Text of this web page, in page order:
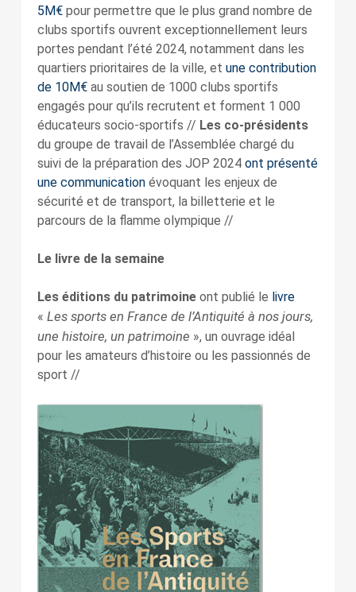
5M€pour permettre que le plus grand nombre de
clubs sportifs ouvrent exceptionnellement leurs
portes pendant l’été 2024, notamment dans les
quartiers prioritaires de la ville, et une contribution
de 10M€au soutien de 1000 clubs sportifs
engagés pour qu’ils recrutent et forment 1 000
éducateurs socio-sportifs // Les co-présidents
du groupe de travail de l’Assemblée chargé du
suivi de la préparation des JOP 2024 ont présenté
une communicationévoquant les enjeux de
sécurité et de transport, la billetterie et le
parcours de la flamme olympique //
Le livre de la semaine
Les éditions du patrimoineont publié le livre
« Les sports en France de l’Antiquité à nos jours,
une histoire, un patrimoine », un ouvrage idéal
pour les amateurs d’histoire ou les passionnés de
sport //